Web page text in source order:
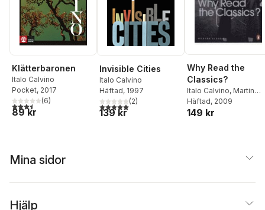
Klätterbaronen
Italo Calvino
Pocket, 2017
3,5utav 5 stjärnor. Totalt antal röster:
(6)
89 kr
Invisible Cities
Italo Calvino
Häftad, 1997
5,0utav 5 stjärnor. Totalt antal röster:
(2)
139 kr
Why Read the
Classics?
Italo Calvino, Martin
Mclaughlin
Häftad, 2009
149 kr
Mina sidor
Hjälp